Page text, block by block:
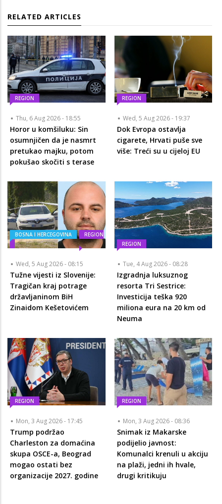
RELATED ARTICLES
REGION
Thu, 6 Aug 2026 - 18:55
Horor u komšiluku: Sin
osumnjičen da je nasmrt
pretukao majku, potom
pokušao skočiti s terase
REGION
Wed, 5 Aug 2026 - 19:37
Dok Evropa ostavlja
cigarete, Hrvati puše sve
više: Treći su u cijeloj EU
BOSNA I HERCEGOVINA REGION
Wed, 5 Aug 2026 - 08:15
Tužne vijesti iz Slovenije:
Tragičan kraj potrage
državljaninom BiH
Zinaidom Kešetovićem
REGION
Tue, 4 Aug 2026 - 08:28
Izgradnja luksuznog
resorta Tri Sestrice:
Investicija teška 920
miliona eura na 20 km od
Neuma
REGION
Mon, 3 Aug 2026 - 17:45
Trump podržao
Charleston za domaćina
skupa OSCE-a, Beograd
mogao ostati bez
organizacije 2027. godine
REGION
Mon, 3 Aug 2026 - 08:36
Snimak iz Makarske
podijelio javnost:
Komunalci krenuli u akciju
na plaži, jedni ih hvale,
drugi kritikuju